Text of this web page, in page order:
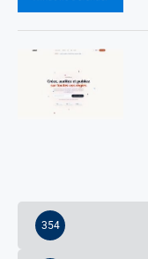
354